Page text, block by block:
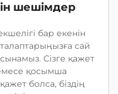
шешімдер
бар екенін
сай
Сізге қажет
қосымша
болса, біздің